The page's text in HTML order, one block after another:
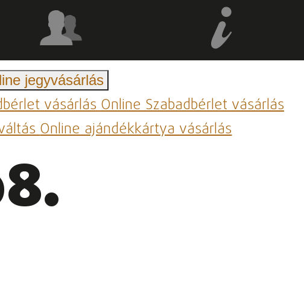
jegyvásárlás
vásárlásOnline Szabadbérlet vásárlás
Online ajándékkártya vásárlás